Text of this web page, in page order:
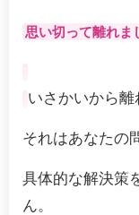
思い切って離れま
いさかいから離
それはあなたの
具体的な解決策
ん。